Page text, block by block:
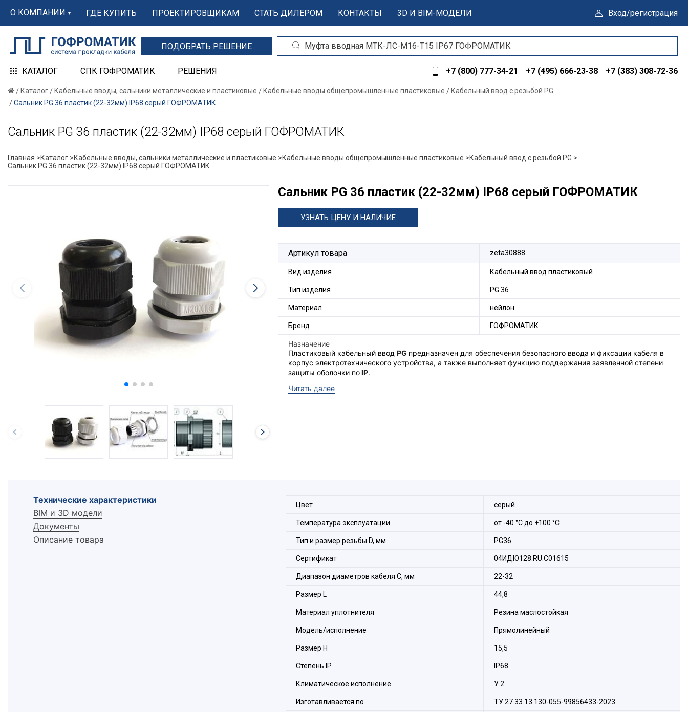
О КОМПАНИИ ГДЕ КУПИТЬ ПРОЕКТИРОВЩИКАМ СТАТЬ ДИЛЕРОМ КОНТАКТЫ 3D И BIM-МОДЕЛИ Вход/регистрация
ПОДОБРАТЬ РЕШЕНИЕ
КАТАЛОГ СПК ГОФРОМАТИК РЕШЕНИЯ +7 (800) 777-34-21 +7 (495) 666-23-38 +7 (383) 308-72-36
Каталог Кабельные вводы, сальники металлические и пластиковые Кабельные вводы общепромышленные пластиковые
Кабельный ввод с резьбой PG
Сальник PG 36 пластик (22-32мм) IP68 серый ГОФРОМАТИК
Сальник PG 36 пластик (22-32мм) IP68 серый ГОФРОМАТИК
Главная >Каталог >Кабельные вводы, сальники металлические и пластиковые >Кабельные вводы общепромышленные пластиковые >Кабельный ввод с резьбой PG >
Сальник PG 36 пластик (22-32мм) IP68 серый ГОФРОМАТИК
Сальник PG 36 пластик (22-32мм) IP68 серый ГОФРОМАТИК
УЗНАТЬ ЦЕНУ И НАЛИЧИЕ
Артикул товара zeta30888
Вид изделия Кабельный ввод пластиковый
Тип изделия PG 36
Материал нейлон
Бренд ГОФРОМАТИК
Назначение
Пластиковый кабельный вводPG предназначен для обеспечения безопасного ввода и фиксации кабеля в
корпус электротехнического устройства, а также выполняет функцию поддержания заявленной степени
защиты оболочки поIP.
Состав комплекта:
Читать далее
Технические характеристики
BIM и 3D модели
Документы
Описание товара
Цвет серый
Температура эксплуатации от -40 °С до +100 °С
Тип и размер резьбы D, мм PG36
Сертификат 04ИДЮ128.RU.С01615
Диапазон диаметров кабеля С, мм 22-32
Размер L 44,8
Материал уплотнителя Резина маслостойкая
Модель/исполнение Прямолинейный
Размер H 15,5
Степeнь IP IP68
Климатическое исполнение У 2
Изготавливается по ТУ 27.33.13.130-055-99856433-2023